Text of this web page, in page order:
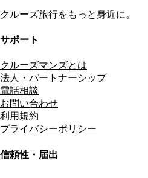
クルーズ旅行をもっと身近に。
サポート
クルーズマンズとは
法人・パートナーシップ
電話相談
お問い合わせ
利用規約
プライバシーポリシー
信頼性・届出